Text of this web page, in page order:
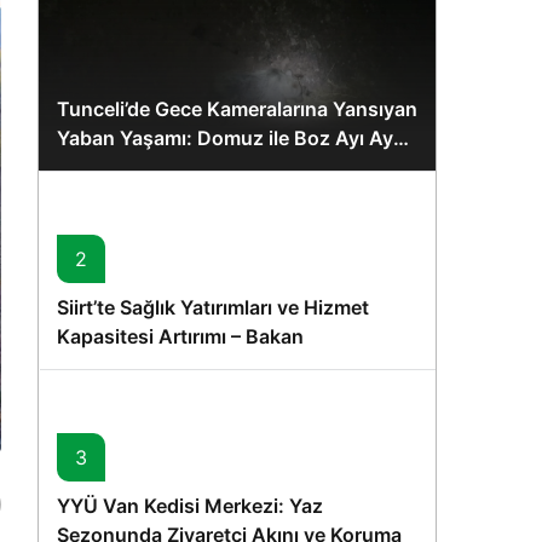
Tunceli’de Gece Kameralarına Yansıyan
Yaban Yaşamı: Domuz ile Boz Ayı Aynı
Karede
2
Siirt’te Sağlık Yatırımları ve Hizmet
Kapasitesi Artırımı – Bakan
Memişoğlu’nun Ziyareti
3
YYÜ Van Kedisi Merkezi: Yaz
Sezonunda Ziyaretçi Akını ve Koruma